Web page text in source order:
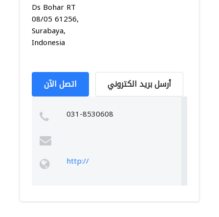
Ds Bohar RT
08/05 61256,
Surabaya,
Indonesia
اتصل الآن أرسل بريد الكتروني
031-8530608
http://